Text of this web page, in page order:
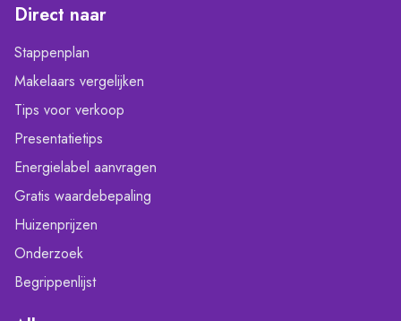
Direct naar
Stappenplan
Makelaars vergelijken
Tips voor verkoop
Presentatietips
Energielabel aanvragen
Gratis waardebepaling
Huizenprijzen
Onderzoek
Begrippenlijst